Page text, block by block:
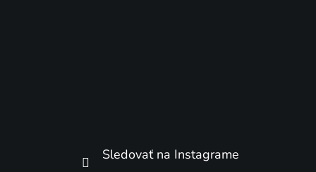
Sledovať na Instagrame